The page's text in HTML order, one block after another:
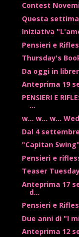
Contest
Questa
Iniziativa
Pensieri e
Thursday's
Da oggi in
Anteprima 19
PENSIERI E
...
w... w... w...
Dal 4
"Capitan
Pensieri e
Teaser
Anteprima 17
d...
Pensieri e
Due anni di "I
Anteprima 12